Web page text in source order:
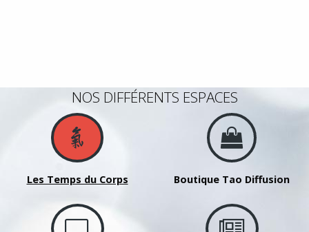
NOS DIFFÉRENTS ESPACES
Les Temps du Corps Boutique Tao Diffusion